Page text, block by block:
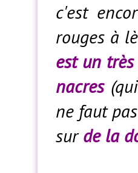
c'est
rouges à
est un
nacres(qui
ne faut
surde la